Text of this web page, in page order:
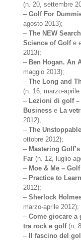
(n. 20, settembre
–Golf For
agosto 2013);
–The NEW
Science of Golfe
2013);
– Ben Hogan. An
maggio 2013);
–The Long and
(n. 16, marzo-aprile
– Lezioni di golf –
Business e La
2012);
–The
ottobre 2012);
– Mastering
Far (n. 12, luglio-
– Moe & Me –
– Practice to
2012);
–Sherlock
marzo-aprile 2012);
–Come giocare a
tra rock e golf(n.
–
Il fascino del